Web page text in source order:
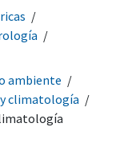
ambiente
climatología